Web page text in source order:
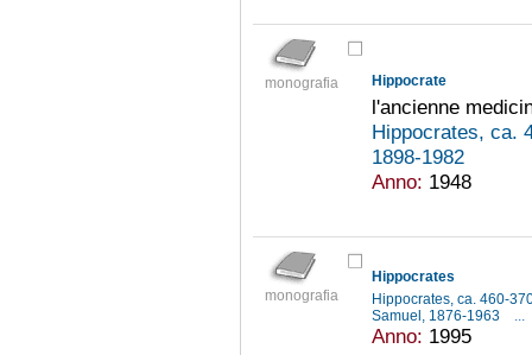
monografia Hippocrate
l'ancienne
Hippocrates, ca.
1898-1982
Anno: 1948
monografia
Hippocrates
Hippocrates, ca. 460-
Samuel, 1876-1963
...
Anno: 1995